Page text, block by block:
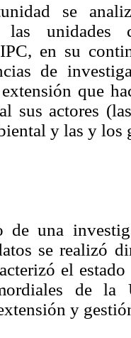
se
las unidades
en su
de
que
sus actores
y las y los
una
se realizó
el
de la
y